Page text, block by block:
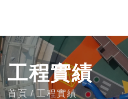
工程實績
首頁 工程實績